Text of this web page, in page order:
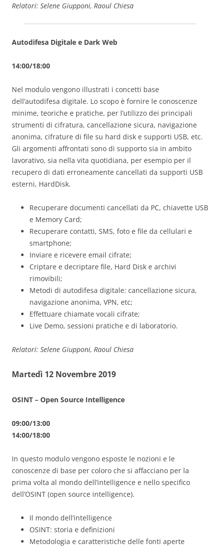
Relatori: Selene Giupponi, Raoul Chiesa
Autodifesa Digitale e Dark Web
14:00/18:00
Nel modulo vengono illustrati i concetti base
dell’autodifesa digitale. Lo scopo è fornire le conoscenze
minime, teoriche e pratiche, per l’utilizzo dei principali
strumenti di cifratura, cancellazione sicura, navigazione
anonima, cifrature di file su hard disk e supporti USB, etc.
Gli argomenti affrontati sono di supporto sia in ambito
lavorativo, sia nella vita quotidiana, per esempio per il
recupero di dati erroneamente cancellati da supporti USB
esterni, HardDisk.
Recuperare documenti cancellati da PC, chiavette USB
e Memory Card;
Recuperare contatti, SMS, foto e file da cellulari e
smartphone;
Inviare e ricevere email cifrate;
Criptare e decriptare file, Hard Disk e archivi
rimovibili;
Metodi di autodifesa digitale: cancellazione sicura,
navigazione anonima, VPN, etc;
Effettuare chiamate vocali cifrate;
Live Demo, sessioni pratiche e di laboratorio.
Relatori: Selene Giupponi, Raoul Chiesa
Martedì 12 Novembre 2019
OSINT – Open Source Intelligence
09:00/13:00
14:00/18:00
In questo modulo vengono esposte le nozioni e le
conoscenze di base per coloro che si affacciano per la
prima volta al mondo dell’intelligence e nello specifico
dell’OSINT (open source intelligence).
Il mondo dell’intelligence
OSINT: storia e definizioni
Metodologia e caratteristiche delle fonti aperte